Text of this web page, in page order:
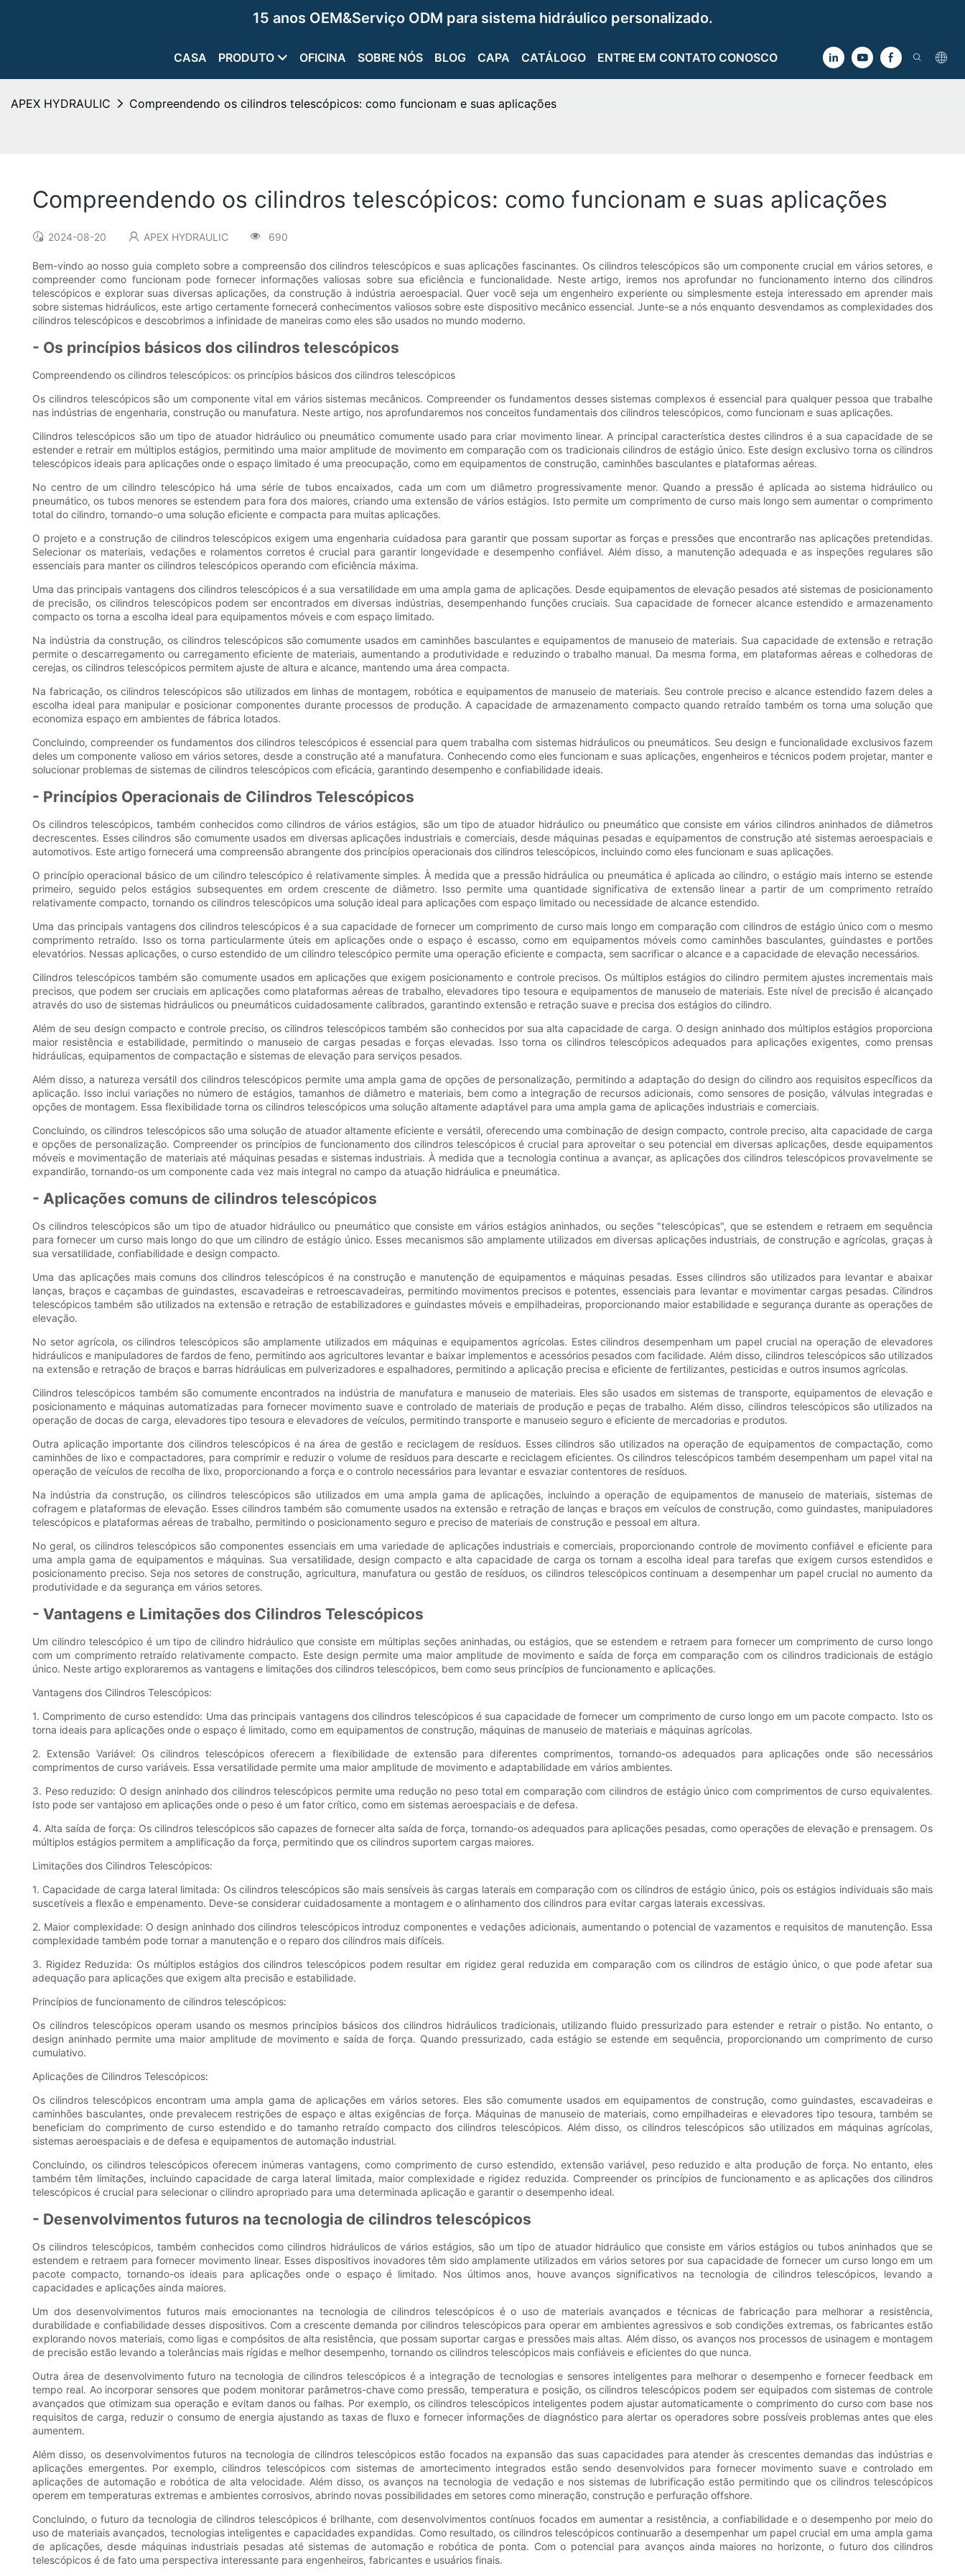
15 anos OEM&Serviço ODM para sistema hidráulico personalizado.
CASA PRODUTO OFICINA SOBRE NÓS BLOG CAPA CATÁLOGO ENTRE EM CONTATO CONOSCO
APEX HYDRAULIC Compreendendo os cilindros telescópicos: como funcionam e suas aplicações
Compreendendo os cilindros telescópicos: como funcionam e suas aplicações
2024-08-20 APEX HYDRAULIC 690
Bem-vindo ao nosso guia completo sobre a compreensão dos cilindros telescópicos e suas aplicações fascinantes. Os cilindros telescópicos são um componente crucial em vários setores, e
compreender como funcionam pode fornecer informações valiosas sobre sua eficiência e funcionalidade. Neste artigo, iremos nos aprofundar no funcionamento interno dos cilindros
telescópicos e explorar suas diversas aplicações, da construção à indústria aeroespacial. Quer você seja um engenheiro experiente ou simplesmente esteja interessado em aprender mais
sobre sistemas hidráulicos, este artigo certamente fornecerá conhecimentos valiosos sobre este dispositivo mecânico essencial. Junte-se a nós enquanto desvendamos as complexidades dos
cilindros telescópicos e descobrimos a infinidade de maneiras como eles são usados ​​no mundo moderno.
- Os princípios básicos dos cilindros telescópicos
Compreendendo os cilindros telescópicos: os princípios básicos dos cilindros telescópicos
Os cilindros telescópicos são um componente vital em vários sistemas mecânicos. Compreender os fundamentos desses sistemas complexos é essencial para qualquer pessoa que trabalhe
nas indústrias de engenharia, construção ou manufatura. Neste artigo, nos aprofundaremos nos conceitos fundamentais dos cilindros telescópicos, como funcionam e suas aplicações.
Cilindros telescópicos são um tipo de atuador hidráulico ou pneumático comumente usado para criar movimento linear. A principal característica destes cilindros é a sua capacidade de se
estender e retrair em múltiplos estágios, permitindo uma maior amplitude de movimento em comparação com os tradicionais cilindros de estágio único. Este design exclusivo torna os cilindros
telescópicos ideais para aplicações onde o espaço limitado é uma preocupação, como em equipamentos de construção, caminhões basculantes e plataformas aéreas.
No centro de um cilindro telescópico há uma série de tubos encaixados, cada um com um diâmetro progressivamente menor. Quando a pressão é aplicada ao sistema hidráulico ou
pneumático, os tubos menores se estendem para fora dos maiores, criando uma extensão de vários estágios. Isto permite um comprimento de curso mais longo sem aumentar o comprimento
total do cilindro, tornando-o uma solução eficiente e compacta para muitas aplicações.
O projeto e a construção de cilindros telescópicos exigem uma engenharia cuidadosa para garantir que possam suportar as forças e pressões que encontrarão nas aplicações pretendidas.
Selecionar os materiais, vedações e rolamentos corretos é crucial para garantir longevidade e desempenho confiável. Além disso, a manutenção adequada e as inspeções regulares são
essenciais para manter os cilindros telescópicos operando com eficiência máxima.
Uma das principais vantagens dos cilindros telescópicos é a sua versatilidade em uma ampla gama de aplicações. Desde equipamentos de elevação pesados ​​até sistemas de posicionamento
de precisão, os cilindros telescópicos podem ser encontrados em diversas indústrias, desempenhando funções cruciais. Sua capacidade de fornecer alcance estendido e armazenamento
compacto os torna a escolha ideal para equipamentos móveis e com espaço limitado.
Na indústria da construção, os cilindros telescópicos são comumente usados ​​em caminhões basculantes e equipamentos de manuseio de materiais. Sua capacidade de extensão e retração
permite o descarregamento ou carregamento eficiente de materiais, aumentando a produtividade e reduzindo o trabalho manual. Da mesma forma, em plataformas aéreas e colhedoras de
cerejas, os cilindros telescópicos permitem ajuste de altura e alcance, mantendo uma área compacta.
Na fabricação, os cilindros telescópicos são utilizados em linhas de montagem, robótica e equipamentos de manuseio de materiais. Seu controle preciso e alcance estendido fazem deles a
escolha ideal para manipular e posicionar componentes durante processos de produção. A capacidade de armazenamento compacto quando retraído também os torna uma solução que
economiza espaço em ambientes de fábrica lotados.
Concluindo, compreender os fundamentos dos cilindros telescópicos é essencial para quem trabalha com sistemas hidráulicos ou pneumáticos. Seu design e funcionalidade exclusivos fazem
deles um componente valioso em vários setores, desde a construção até a manufatura. Conhecendo como eles funcionam e suas aplicações, engenheiros e técnicos podem projetar, manter e
solucionar problemas de sistemas de cilindros telescópicos com eficácia, garantindo desempenho e confiabilidade ideais.
- Princípios Operacionais de Cilindros Telescópicos
Os cilindros telescópicos, também conhecidos como cilindros de vários estágios, são um tipo de atuador hidráulico ou pneumático que consiste em vários cilindros aninhados de diâmetros
decrescentes. Esses cilindros são comumente usados ​​em diversas aplicações industriais e comerciais, desde máquinas pesadas e equipamentos de construção até sistemas aeroespaciais e
automotivos. Este artigo fornecerá uma compreensão abrangente dos princípios operacionais dos cilindros telescópicos, incluindo como eles funcionam e suas aplicações.
O princípio operacional básico de um cilindro telescópico é relativamente simples. À medida que a pressão hidráulica ou pneumática é aplicada ao cilindro, o estágio mais interno se estende
primeiro, seguido pelos estágios subsequentes em ordem crescente de diâmetro. Isso permite uma quantidade significativa de extensão linear a partir de um comprimento retraído
relativamente compacto, tornando os cilindros telescópicos uma solução ideal para aplicações com espaço limitado ou necessidade de alcance estendido.
Uma das principais vantagens dos cilindros telescópicos é a sua capacidade de fornecer um comprimento de curso mais longo em comparação com cilindros de estágio único com o mesmo
comprimento retraído. Isso os torna particularmente úteis em aplicações onde o espaço é escasso, como em equipamentos móveis como caminhões basculantes, guindastes e portões
elevatórios. Nessas aplicações, o curso estendido de um cilindro telescópico permite uma operação eficiente e compacta, sem sacrificar o alcance e a capacidade de elevação necessários.
Cilindros telescópicos também são comumente usados ​​em aplicações que exigem posicionamento e controle precisos. Os múltiplos estágios do cilindro permitem ajustes incrementais mais
precisos, que podem ser cruciais em aplicações como plataformas aéreas de trabalho, elevadores tipo tesoura e equipamentos de manuseio de materiais. Este nível de precisão é alcançado
através do uso de sistemas hidráulicos ou pneumáticos cuidadosamente calibrados, garantindo extensão e retração suave e precisa dos estágios do cilindro.
Além de seu design compacto e controle preciso, os cilindros telescópicos também são conhecidos por sua alta capacidade de carga. O design aninhado dos múltiplos estágios proporciona
maior resistência e estabilidade, permitindo o manuseio de cargas pesadas e forças elevadas. Isso torna os cilindros telescópicos adequados para aplicações exigentes, como prensas
hidráulicas, equipamentos de compactação e sistemas de elevação para serviços pesados.
Além disso, a natureza versátil dos cilindros telescópicos permite uma ampla gama de opções de personalização, permitindo a adaptação do design do cilindro aos requisitos específicos da
aplicação. Isso inclui variações no número de estágios, tamanhos de diâmetro e materiais, bem como a integração de recursos adicionais, como sensores de posição, válvulas integradas e
opções de montagem. Essa flexibilidade torna os cilindros telescópicos uma solução altamente adaptável para uma ampla gama de aplicações industriais e comerciais.
Concluindo, os cilindros telescópicos são uma solução de atuador altamente eficiente e versátil, oferecendo uma combinação de design compacto, controle preciso, alta capacidade de carga
e opções de personalização. Compreender os princípios de funcionamento dos cilindros telescópicos é crucial para aproveitar o seu potencial em diversas aplicações, desde equipamentos
móveis e movimentação de materiais até máquinas pesadas e sistemas industriais. À medida que a tecnologia continua a avançar, as aplicações dos cilindros telescópicos provavelmente se
expandirão, tornando-os um componente cada vez mais integral no campo da atuação hidráulica e pneumática.
- Aplicações comuns de cilindros telescópicos
Os cilindros telescópicos são um tipo de atuador hidráulico ou pneumático que consiste em vários estágios aninhados, ou seções "telescópicas", que se estendem e retraem em sequência
para fornecer um curso mais longo do que um cilindro de estágio único. Esses mecanismos são amplamente utilizados em diversas aplicações industriais, de construção e agrícolas, graças à
sua versatilidade, confiabilidade e design compacto.
Uma das aplicações mais comuns dos cilindros telescópicos é na construção e manutenção de equipamentos e máquinas pesadas. Esses cilindros são utilizados para levantar e abaixar
lanças, braços e caçambas de guindastes, escavadeiras e retroescavadeiras, permitindo movimentos precisos e potentes, essenciais para levantar e movimentar cargas pesadas. Cilindros
telescópicos também são utilizados na extensão e retração de estabilizadores e guindastes móveis e empilhadeiras, proporcionando maior estabilidade e segurança durante as operações de
elevação.
No setor agrícola, os cilindros telescópicos são amplamente utilizados em máquinas e equipamentos agrícolas. Estes cilindros desempenham um papel crucial na operação de elevadores
hidráulicos e manipuladores de fardos de feno, permitindo aos agricultores levantar e baixar implementos e acessórios pesados ​​com facilidade. Além disso, cilindros telescópicos são utilizados
na extensão e retração de braços e barras hidráulicas em pulverizadores e espalhadores, permitindo a aplicação precisa e eficiente de fertilizantes, pesticidas e outros insumos agrícolas.
Cilindros telescópicos também são comumente encontrados na indústria de manufatura e manuseio de materiais. Eles são usados ​​em sistemas de transporte, equipamentos de elevação e
posicionamento e máquinas automatizadas para fornecer movimento suave e controlado de materiais de produção e peças de trabalho. Além disso, cilindros telescópicos são utilizados na
operação de docas de carga, elevadores tipo tesoura e elevadores de veículos, permitindo transporte e manuseio seguro e eficiente de mercadorias e produtos.
Outra aplicação importante dos cilindros telescópicos é na área de gestão e reciclagem de resíduos. Esses cilindros são utilizados na operação de equipamentos de compactação, como
caminhões de lixo e compactadores, para comprimir e reduzir o volume de resíduos para descarte e reciclagem eficientes. Os cilindros telescópicos também desempenham um papel vital na
operação de veículos de recolha de lixo, proporcionando a força e o controlo necessários para levantar e esvaziar contentores de resíduos.
Na indústria da construção, os cilindros telescópicos são utilizados em uma ampla gama de aplicações, incluindo a operação de equipamentos de manuseio de materiais, sistemas de
cofragem e plataformas de elevação. Esses cilindros também são comumente usados ​​na extensão e retração de lanças e braços em veículos de construção, como guindastes, manipuladores
telescópicos e plataformas aéreas de trabalho, permitindo o posicionamento seguro e preciso de materiais de construção e pessoal em altura.
No geral, os cilindros telescópicos são componentes essenciais em uma variedade de aplicações industriais e comerciais, proporcionando controle de movimento confiável e eficiente para
uma ampla gama de equipamentos e máquinas. Sua versatilidade, design compacto e alta capacidade de carga os tornam a escolha ideal para tarefas que exigem cursos estendidos e
posicionamento preciso. Seja nos setores de construção, agricultura, manufatura ou gestão de resíduos, os cilindros telescópicos continuam a desempenhar um papel crucial no aumento da
produtividade e da segurança em vários setores.
- Vantagens e Limitações dos Cilindros Telescópicos
Um cilindro telescópico é um tipo de cilindro hidráulico que consiste em múltiplas seções aninhadas, ou estágios, que se estendem e retraem para fornecer um comprimento de curso longo
com um comprimento retraído relativamente compacto. Este design permite uma maior amplitude de movimento e saída de força em comparação com os cilindros tradicionais de estágio
único. Neste artigo exploraremos as vantagens e limitações dos cilindros telescópicos, bem como seus princípios de funcionamento e aplicações.
Vantagens dos Cilindros Telescópicos:
1. Comprimento de curso estendido: Uma das principais vantagens dos cilindros telescópicos é sua capacidade de fornecer um comprimento de curso longo em um pacote compacto. Isto os
torna ideais para aplicações onde o espaço é limitado, como em equipamentos de construção, máquinas de manuseio de materiais e máquinas agrícolas.
2. Extensão Variável: Os cilindros telescópicos oferecem a flexibilidade de extensão para diferentes comprimentos, tornando-os adequados para aplicações onde são necessários
comprimentos de curso variáveis. Essa versatilidade permite uma maior amplitude de movimento e adaptabilidade em vários ambientes.
3. Peso reduzido: O design aninhado dos cilindros telescópicos permite uma redução no peso total em comparação com cilindros de estágio único com comprimentos de curso equivalentes.
Isto pode ser vantajoso em aplicações onde o peso é um fator crítico, como em sistemas aeroespaciais e de defesa.
4. Alta saída de força: Os cilindros telescópicos são capazes de fornecer alta saída de força, tornando-os adequados para aplicações pesadas, como operações de elevação e prensagem. Os
múltiplos estágios permitem a amplificação da força, permitindo que os cilindros suportem cargas maiores.
Limitações dos Cilindros Telescópicos:
1. Capacidade de carga lateral limitada: Os cilindros telescópicos são mais sensíveis às cargas laterais em comparação com os cilindros de estágio único, pois os estágios individuais são mais
suscetíveis a flexão e empenamento. Deve-se considerar cuidadosamente a montagem e o alinhamento dos cilindros para evitar cargas laterais excessivas.
2. Maior complexidade: O design aninhado dos cilindros telescópicos introduz componentes e vedações adicionais, aumentando o potencial de vazamentos e requisitos de manutenção. Essa
complexidade também pode tornar a manutenção e o reparo dos cilindros mais difíceis.
3. Rigidez Reduzida: Os múltiplos estágios dos cilindros telescópicos podem resultar em rigidez geral reduzida em comparação com os cilindros de estágio único, o que pode afetar sua
adequação para aplicações que exigem alta precisão e estabilidade.
Princípios de funcionamento de cilindros telescópicos:
Os cilindros telescópicos operam usando os mesmos princípios básicos dos cilindros hidráulicos tradicionais, utilizando fluido pressurizado para estender e retrair o pistão. No entanto, o
design aninhado permite uma maior amplitude de movimento e saída de força. Quando pressurizado, cada estágio se estende em sequência, proporcionando um comprimento de curso
cumulativo.
Aplicações de Cilindros Telescópicos:
Os cilindros telescópicos encontram uma ampla gama de aplicações em vários setores. Eles são comumente usados ​​em equipamentos de construção, como guindastes, escavadeiras e
caminhões basculantes, onde prevalecem restrições de espaço e altas exigências de força. Máquinas de manuseio de materiais, como empilhadeiras e elevadores tipo tesoura, também se
beneficiam do comprimento de curso estendido e do tamanho retraído compacto dos cilindros telescópicos. Além disso, os cilindros telescópicos são utilizados em máquinas agrícolas,
sistemas aeroespaciais e de defesa e equipamentos de automação industrial.
Concluindo, os cilindros telescópicos oferecem inúmeras vantagens, como comprimento de curso estendido, extensão variável, peso reduzido e alta produção de força. No entanto, eles
também têm limitações, incluindo capacidade de carga lateral limitada, maior complexidade e rigidez reduzida. Compreender os princípios de funcionamento e as aplicações dos cilindros
telescópicos é crucial para selecionar o cilindro apropriado para uma determinada aplicação e garantir o desempenho ideal.
- Desenvolvimentos futuros na tecnologia de cilindros telescópicos
Os cilindros telescópicos, também conhecidos como cilindros hidráulicos de vários estágios, são um tipo de atuador hidráulico que consiste em vários estágios ou tubos aninhados que se
estendem e retraem para fornecer movimento linear. Esses dispositivos inovadores têm sido amplamente utilizados em vários setores por sua capacidade de fornecer um curso longo em um
pacote compacto, tornando-os ideais para aplicações onde o espaço é limitado. Nos últimos anos, houve avanços significativos na tecnologia de cilindros telescópicos, levando a
capacidades e aplicações ainda maiores.
Um dos desenvolvimentos futuros mais emocionantes na tecnologia de cilindros telescópicos é o uso de materiais avançados e técnicas de fabricação para melhorar a resistência,
durabilidade e confiabilidade desses dispositivos. Com a crescente demanda por cilindros telescópicos para operar em ambientes agressivos e sob condições extremas, os fabricantes estão
explorando novos materiais, como ligas e compósitos de alta resistência, que possam suportar cargas e pressões mais altas. Além disso, os avanços nos processos de usinagem e montagem
de precisão estão levando a tolerâncias mais rígidas e melhor desempenho, tornando os cilindros telescópicos mais confiáveis ​​e eficientes do que nunca.
Outra área de desenvolvimento futuro na tecnologia de cilindros telescópicos é a integração de tecnologias e sensores inteligentes para melhorar o desempenho e fornecer feedback em
tempo real. Ao incorporar sensores que podem monitorar parâmetros-chave como pressão, temperatura e posição, os cilindros telescópicos podem ser equipados com sistemas de controle
avançados que otimizam sua operação e evitam danos ou falhas. Por exemplo, os cilindros telescópicos inteligentes podem ajustar automaticamente o comprimento do curso com base nos
requisitos de carga, reduzir o consumo de energia ajustando as taxas de fluxo e fornecer informações de diagnóstico para alertar os operadores sobre possíveis problemas antes que eles
aumentem.
Além disso, os desenvolvimentos futuros na tecnologia de cilindros telescópicos estão focados na expansão das suas capacidades para atender às crescentes demandas das indústrias e
aplicações emergentes. Por exemplo, cilindros telescópicos com sistemas de amortecimento integrados estão sendo desenvolvidos para fornecer movimento suave e controlado em
aplicações de automação e robótica de alta velocidade. Além disso, os avanços na tecnologia de vedação e nos sistemas de lubrificação estão permitindo que os cilindros telescópicos
operem em temperaturas extremas e ambientes corrosivos, abrindo novas possibilidades em setores como mineração, construção e perfuração offshore.
Concluindo, o futuro da tecnologia de cilindros telescópicos é brilhante, com desenvolvimentos contínuos focados em aumentar a resistência, a confiabilidade e o desempenho por meio do
uso de materiais avançados, tecnologias inteligentes e capacidades expandidas. Como resultado, os cilindros telescópicos continuarão a desempenhar um papel crucial em uma ampla gama
de aplicações, desde máquinas industriais pesadas até sistemas de automação e robótica de ponta. Com o potencial para avanços ainda maiores no horizonte, o futuro dos cilindros
telescópicos é de fato uma perspectiva interessante para engenheiros, fabricantes e usuários finais.